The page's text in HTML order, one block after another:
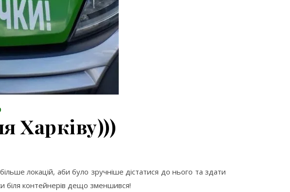
Харківу)))
локацій, аби було зручніше дістатися до нього та здати
біля контейнерів дещо зменшився!